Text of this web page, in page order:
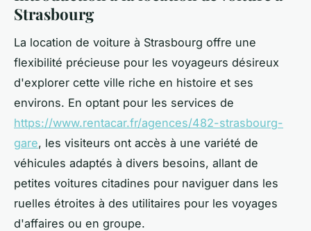
Strasbourg
La location de voiture à Strasbourg offre une
flexibilité précieuse pour les voyageurs désireux
d'explorer cette ville riche en histoire et ses
environs. En optant pour les services de
https://www.rentacar.fr/agences/482-strasbourg-
gare, les visiteurs ont accès à une variété de
véhicules adaptés à divers besoins, allant de
petites voitures citadines pour naviguer dans les
ruelles étroites à des utilitaires pour les voyages
d'affaires ou en groupe.